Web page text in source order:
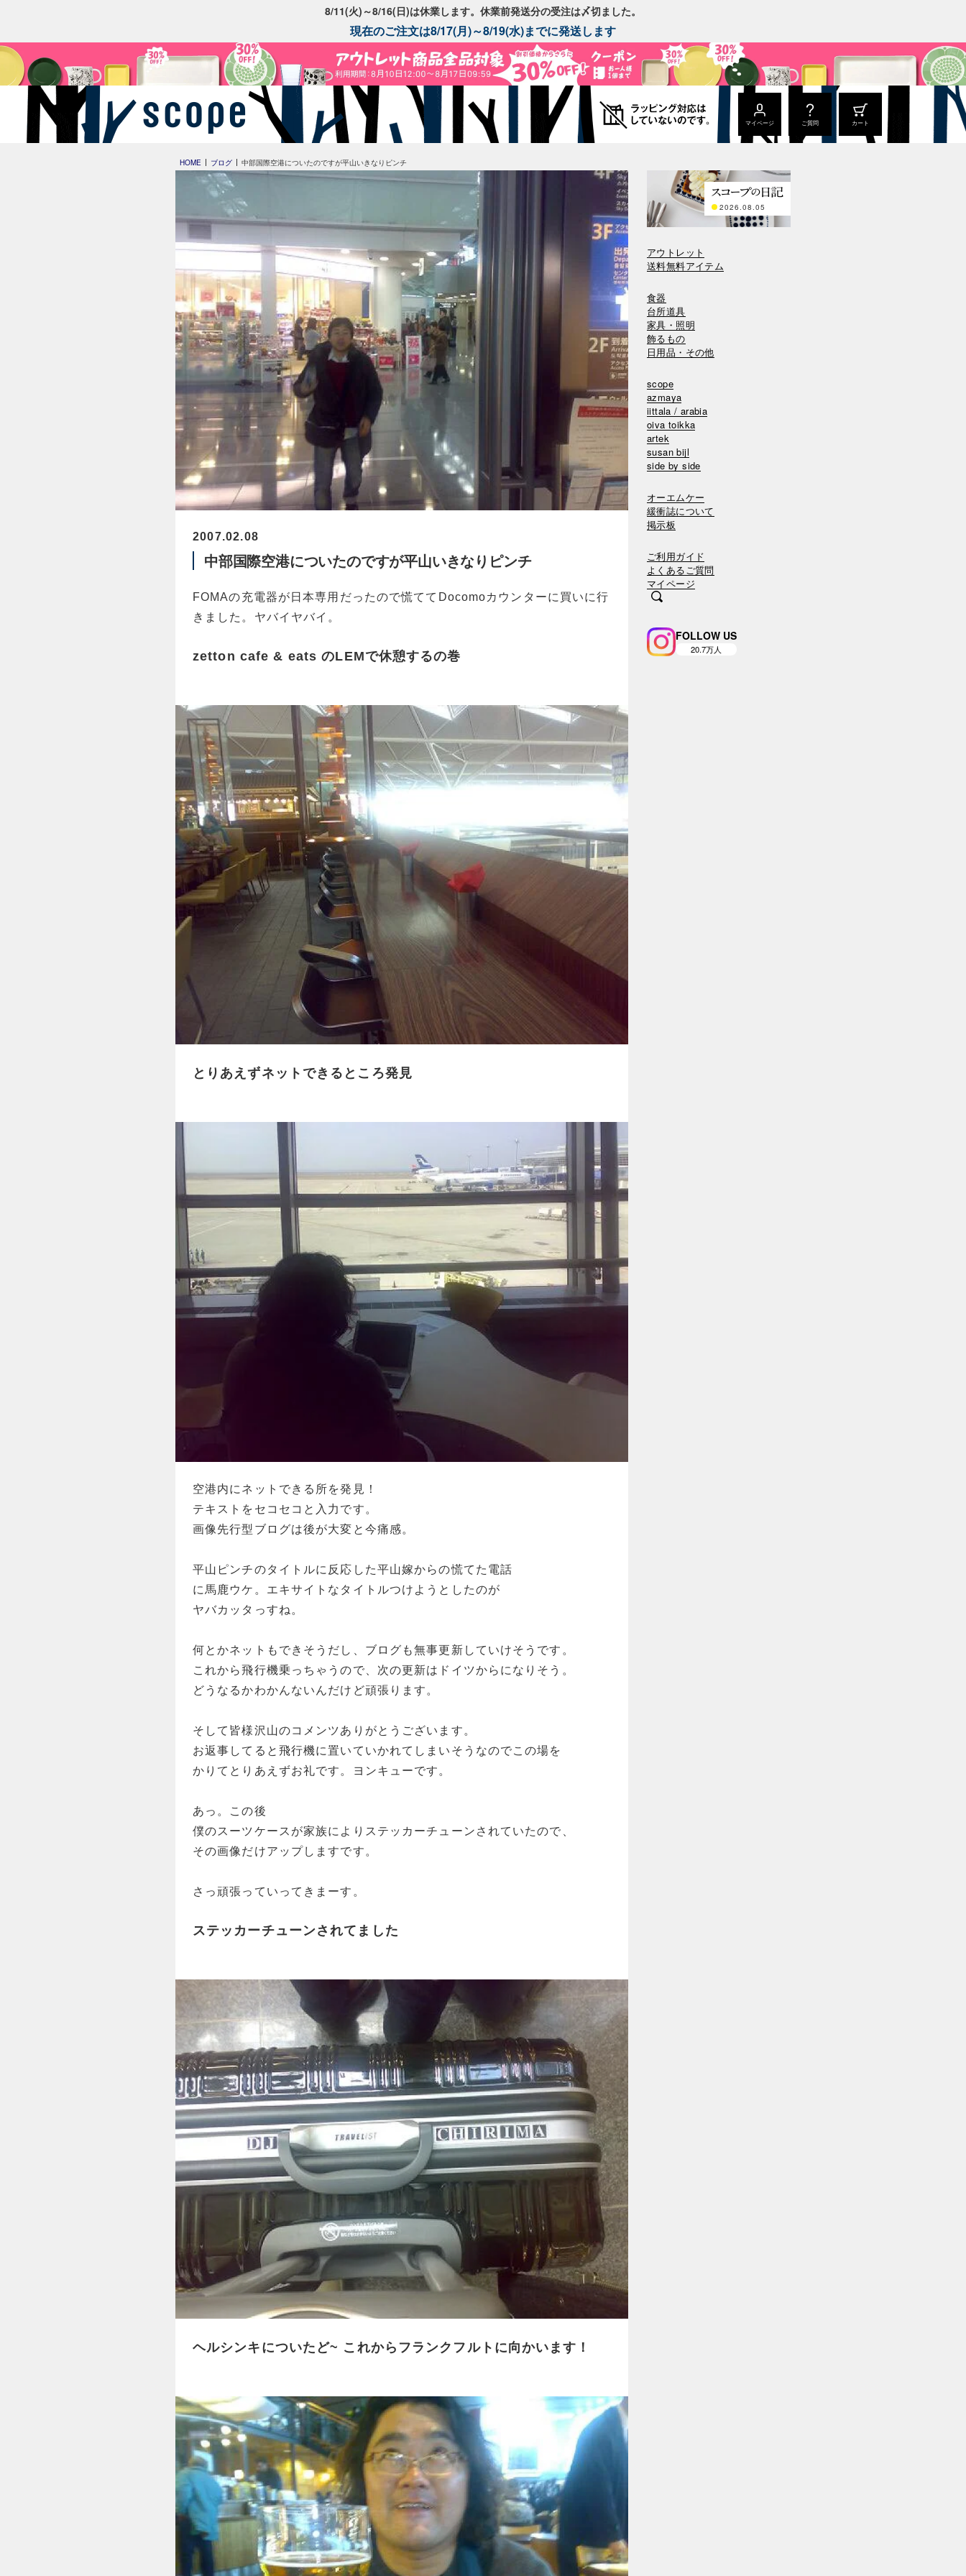
8/11(火)～8/16(日)は休業します。休業前発送分の受注は〆切ました。
現在のご注文は8/17(月)～8/19(水)までに発送します
マイページ ご質問 カート
HOME ブログ 中部国際空港についたのですが平山いきなりピンチ
2007.02.08
中部国際空港についたのですが平山いきなりピンチ
FOMAの充電器が日本専用だったので慌ててDocomoカウンターに買いに行
きました。ヤバイヤバイ。
zetton cafe & eats のLEMで休憩するの巻
とりあえずネットできるところ発見
空港内にネットできる所を発見！
テキストをセコセコと入力です。
画像先行型ブログは後が大変と今痛感。
平山ピンチのタイトルに反応した平山嫁からの慌てた電話
に馬鹿ウケ。エキサイトなタイトルつけようとしたのが
ヤバカッタっすね。
何とかネットもできそうだし、ブログも無事更新していけそうです。
これから飛行機乗っちゃうので、次の更新はドイツからになりそう。
どうなるかわかんないんだけど頑張ります。
そして皆様沢山のコメンツありがとうございます。
お返事してると飛行機に置いていかれてしまいそうなのでこの場を
かりてとりあえずお礼です。ヨンキューです。
あっ。この後
僕のスーツケースが家族によりステッカーチューンされていたので、
その画像だけアップしますです。
さっ頑張っていってきまーす。
ステッカーチューンされてました
ヘルシンキについたど~ これからフランクフルトに向かいます！
2026.08.05
アウトレット
送料無料アイテム
食器
台所道具
家具・照明
飾るもの
日用品・その他
scope
azmaya
iittala / arabia
oiva toikka
artek
susan bijl
side by side
オーエムケー
緩衝誌について
掲示板
ご利用ガイド
よくあるご質問
マイページ
FOLLOW US